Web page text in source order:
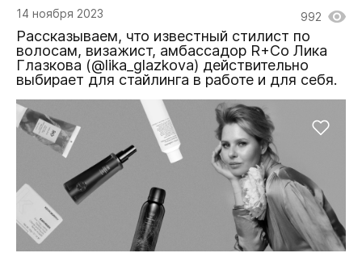
14 ноября 2023 992
Рассказываем, что известный стилист по
волосам, визажист, амбассадор R+Co Лика
Глазкова (@lika_glazkova) действительно
выбирает для стайлинга в работе и для себя.